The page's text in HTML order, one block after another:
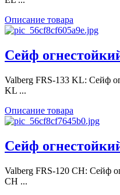
Описание товара
Сейф
Valberg FRS-133 KL: Сейф
KL ...
Описание товара
Сейф
Valberg FRS-120 CH: Сейф
CH ...